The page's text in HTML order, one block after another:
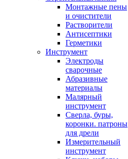
Монтажные пены
и очистители
Растворители
Антисептики
Герметики
Инструмент
Электроды
сварочные
Абразивные
материалы
Малярный
инструмент
Сверла, буры,
коронки. патроны
для дрели
Измерительный
инструмент